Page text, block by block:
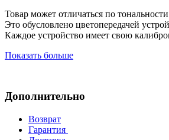
Товар может отличаться по
Это обусловлено цветопередачей
Каждое устройство имеет свою
Показать больше
Дополнительно
Возврат
Гарантия